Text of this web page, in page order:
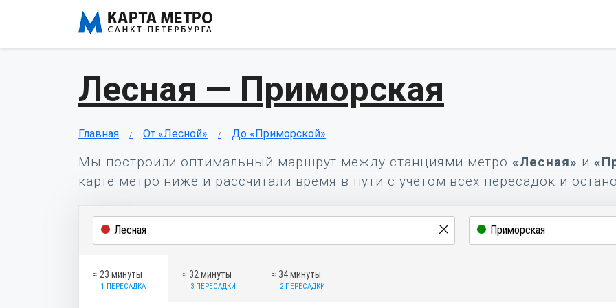
Лесная — Приморская
Главная От «Лесной» До «Приморской»
Мы построили оптимальный маршрут между станциями метро«Лесная» и
карте метро ниже и рассчитали время в пути с учётом всех пересадок и
≈ 23 минуты
1 ПЕРЕСАДКА
≈ 32 минуты
3 ПЕРЕСАДКИ
≈ 34 минуты
2 ПЕРЕСАДКИ